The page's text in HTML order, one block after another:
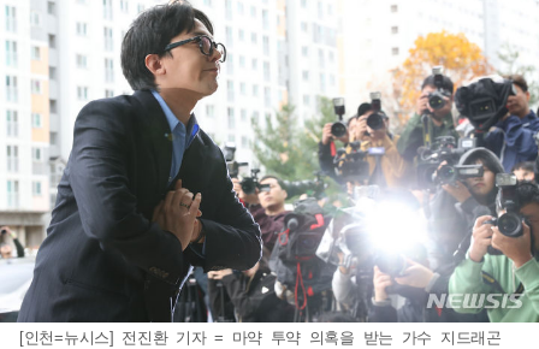
[인천=뉴시스] 전진환 기자 = 마약 투약 의혹을 받는 가수 지드래곤